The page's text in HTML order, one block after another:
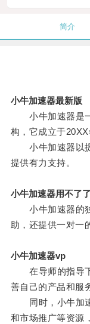
简介
小牛加速器最新版
小牛加速器是一
构，它成立于
小牛加速器以提
提供有力支持。
小牛加速器用不了了
小牛加速器的独
助，还提供一对一
小牛加速器vp
在导师的指导下
善自己的产品和服
同时，小牛加速
和市场推广等资源